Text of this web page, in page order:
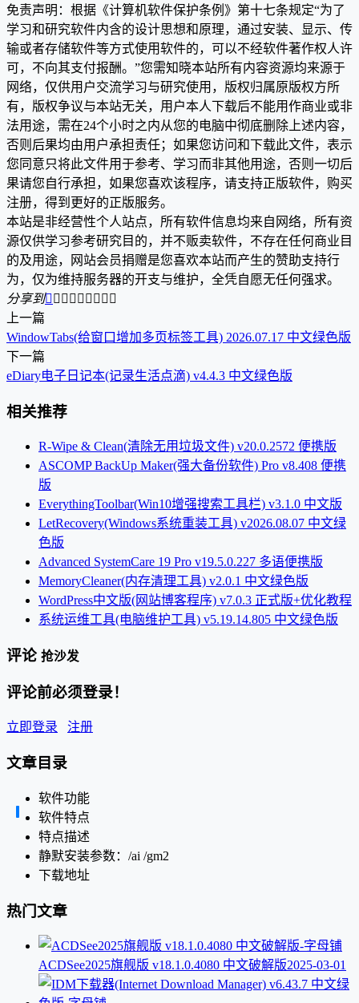
免责声明：根据《计算机软件保护条例》第十七条规定“为了
学习和研究软件内含的设计思想和原理，通过安装、显示、传
输或者存储软件等方式使用软件的，可以不经软件著作权人许
可，不向其支付报酬。”您需知晓本站所有内容资源均来源于
网络，仅供用户交流学习与研究使用，版权归属原版权方所
有，版权争议与本站无关，用户本人下载后不能用作商业或非
法用途，需在24个小时之内从您的电脑中彻底删除上述内容，
否则后果均由用户承担责任；如果您访问和下载此文件，表示
您同意只将此文件用于参考、学习而非其他用途，否则一切后
果请您自行承担，如果您喜欢该程序，请支持正版软件，购买
注册，得到更好的正版服务。
本站是非经营性个人站点，所有软件信息均来自网络，所有资
源仅供学习参考研究目的，并不贩卖软件，不存在任何商业目
的及用途，网站会员捐赠是您喜欢本站而产生的赞助支持行
为，仅为维持服务器的开支与维护，全凭自愿无任何强求。
分享到        
上一篇
WindowTabs(给窗口增加多页标签工具) 2026.07.17 中文绿色版
下一篇
eDiary电子日记本(记录生活点滴) v4.4.3 中文绿色版
相关推荐
R-Wipe & Clean(清除无用垃圾文件) v20.0.2572 便携版
ASCOMP BackUp Maker(强大备份软件) Pro v8.408 便携
版
EverythingToolbar(Win10增强搜索工具栏) v3.1.0 中文版
LetRecovery(Windows系统重装工具) v2026.08.07 中文绿
色版
Advanced SystemCare 19 Pro v19.5.0.227 多语便携版
MemoryCleaner(内存清理工具) v2.0.1 中文绿色版
WordPress中文版(网站博客程序) v7.0.3 正式版+优化教程
系统运维工具(电脑维护工具) v5.19.14.805 中文绿色版
评论 抢沙发
评论前必须登录！
立即登录 注册
文章目录
软件功能
软件特点
特点描述
静默安装参数：/ai /gm2
下载地址
热门文章
ACDSee2025旗舰版 v18.1.0.4080 中文破解版2025-03-01